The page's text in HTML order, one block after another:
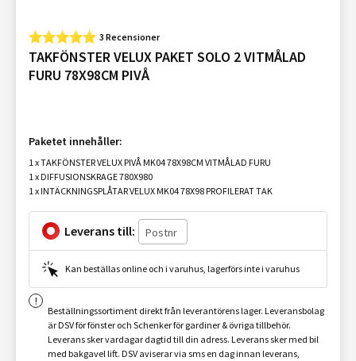
3 Recensioner
TAKFÖNSTER VELUX PAKET SOLO 2 VITMÅLAD
FURU 78X98CM PIVÅ
Paketet innehåller:
1 x TAKFÖNSTER VELUX PIVÅ MK04 78X98CM VITMÅLAD FURU
1 x DIFFUSIONSKRAGE 780X980
1 x INTÄCKNINGSPLÅTAR VELUX MK04 78X98 PROFILERAT TAK
Leverans till:
Kan beställas online och i varuhus, lagerförs inte i varuhus
Beställningssortiment direkt från leverantörens lager. Leveransbolag
är DSV för fönster och Schenker för gardiner & övriga tillbehör.
Leverans sker vardagar dagtid till din adress. Leverans sker med bil
med bakgavel lift. DSV aviserar via sms en dag innan leverans,